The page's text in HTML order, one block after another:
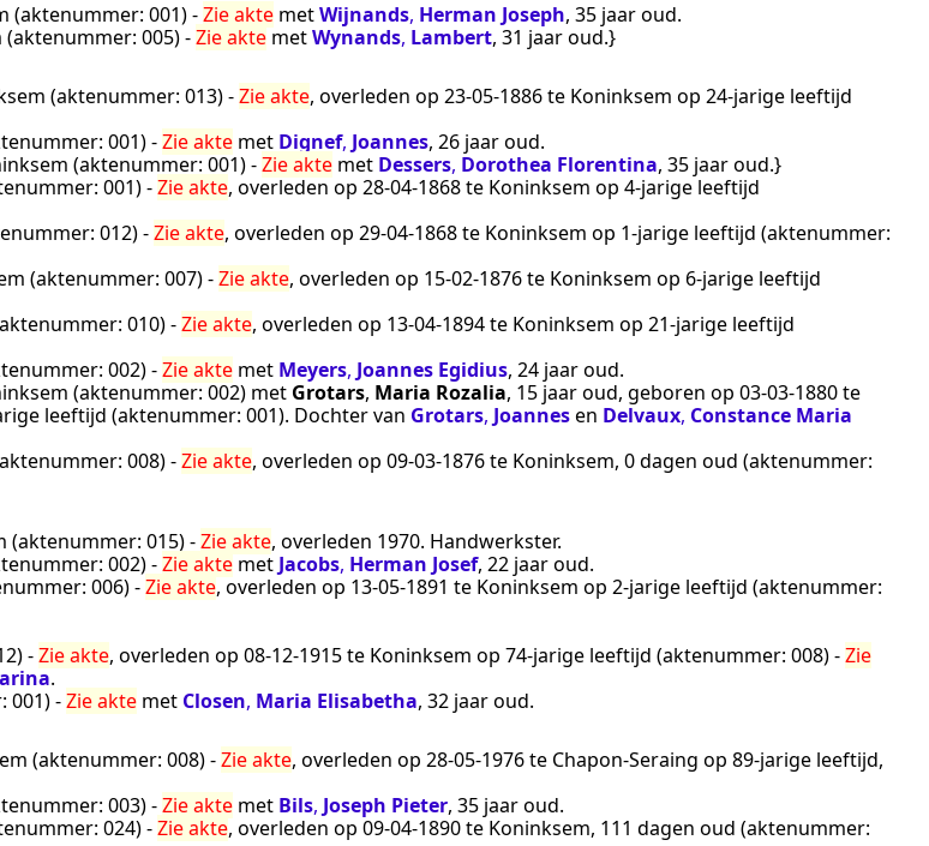
(aktenummer: 001) -Zie akte metWijnands, Herman Joseph, 35 jaar oud.
(aktenummer: 005) -Zie akte metWynands, Lambert, 31 jaar oud.}
(aktenummer: 013) -Zie akte, overleden op 23‑05‑1886te Koninksem op 24-jarige leeftijd
001) -Zie akte met Dignef, Joannes, 26 jaar oud.
(aktenummer:001) -Zie akte met Dessers, Dorothea Florentina, 35 jaar oud.}
001) -Zie akte, overleden op 28‑04‑1868te Koninksem op 4-jarige leeftijd
012) -Zie akte, overleden op 29‑04‑1868te Koninksem op 1-jarige leeftijd (aktenummer:
(aktenummer: 007) -Zie akte, overleden op 15‑02‑1876te Koninksem op 6-jarige leeftijd
010) -Zie akte, overleden op 13‑04‑1894te Koninksem op 21-jarige leeftijd
002) -Zie akte met Meyers, Joannes Egidius, 24 jaar oud.
(aktenummer:002) met Grotars, Maria Rozalia, 15 jaar oud, geboren op 03‑03‑1880te
leeftijd (aktenummer: 001). Dochter van Grotars, Joannesen Delvaux, Constance Maria
008) -Zie akte, overleden op 09‑03‑1876te Koninksem, 0 dagen oud (aktenummer:
(aktenummer: 015) -Zie akte, overleden 1970. Handwerkster.
002) -Zie akte met Jacobs, Herman Josef, 22 jaar oud.
006) -Zie akte, overleden op 13‑05‑1891 te Koninksem op 2-jarige leeftijd (aktenummer:
) -Zie akte, overleden op 08‑12‑1915te Koninksem op 74-jarige leeftijd (aktenummer: 008) -Zie
.
001) -Zie akte met Closen, Maria Elisabetha, 32 jaar oud.
(aktenummer: 008) -Zie akte, overleden op 28‑05‑1976te Chapon-Seraing op 89-jarige leeftijd,
003) -Zie akte met Bils, Joseph Pieter, 35 jaar oud.
024) -Zie akte, overleden op 09‑04‑1890te Koninksem, 111 dagen oud (aktenummer: